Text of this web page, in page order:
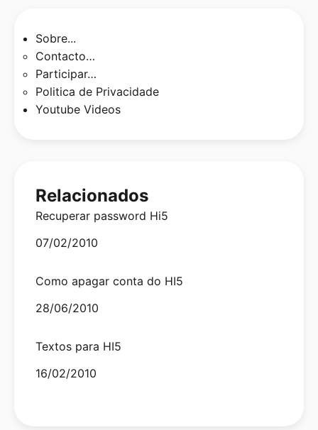
Sobre...
Contacto…
Participar…
Politica de Privacidade
Youtube Videos
Relacionados
Recuperar password Hi5
Date
07/02/2010
Como apagar conta do HI5
Date
28/06/2010
Textos para HI5
Date
16/02/2010